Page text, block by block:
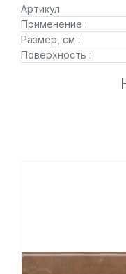
Артикул
Применение :
Размер, см :
Поверхность :